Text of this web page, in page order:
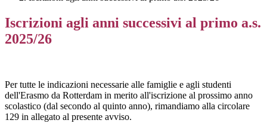
Iscrizioni agli anni successivi al primo a.s.
2025/26
Per tutte le indicazioni necessarie alle famiglie e agli studenti
dell'Erasmo da Rotterdam in merito all'iscrizione al prossimo anno
scolastico (dal secondo al quinto anno), rimandiamo alla circolare
129 in allegato al presente avviso.